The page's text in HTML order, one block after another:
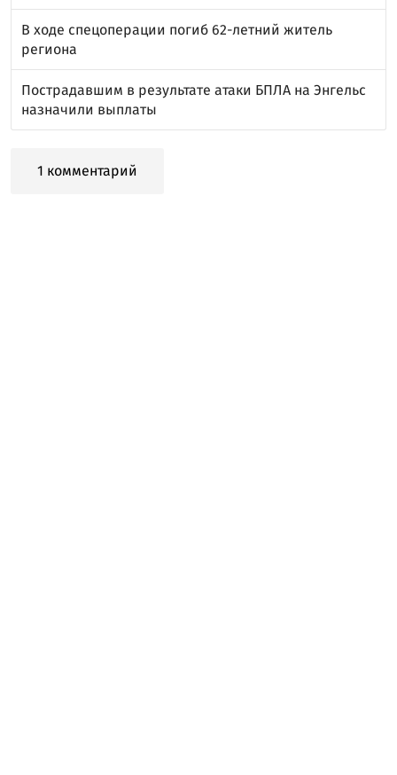
В ходе спецоперации погиб 62-летний житель
региона
Пострадавшим в результате атаки БПЛА на Энгельс
назначили выплаты
1 комментарий